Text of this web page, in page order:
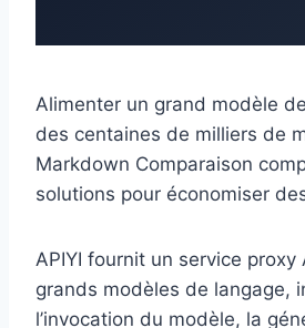
Alimenter un grand modèle
des centaines de milliers de
Markdown Comparaison
solutions pour économiser
APIYI fournit un service proxy
grands modèles de langage,
l’invocation du modèle, la